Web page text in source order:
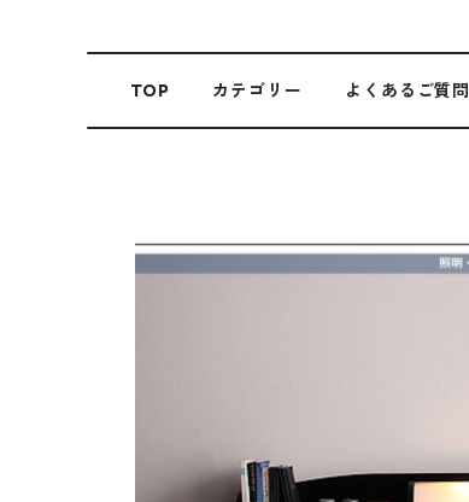
TOP カテゴリー よくあるご質問